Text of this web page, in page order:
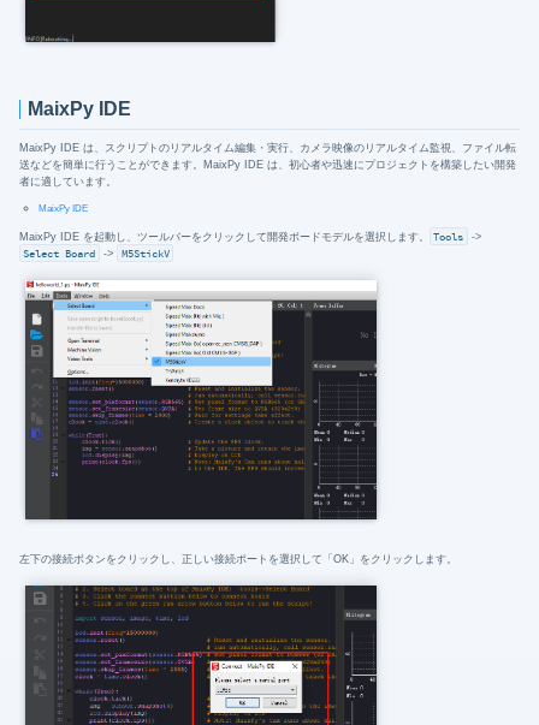
MaixPy IDE
MaixPy IDE は、スクリプトのリアルタイム編集・実行、カメラ映像のリアルタイム監視、ファイル転
送などを簡単に行うことができます。MaixPy IDE は、初心者や迅速にプロジェクトを構築したい開発
者に適しています。
MaixPy IDE
MaixPy IDE を起動し、ツールバーをクリックして開発ボードモデルを選択します。 Tools
->
Select Board
-> M5StickV
左下の接続ボタンをクリックし、正しい接続ポートを選択して「OK」をクリックします。